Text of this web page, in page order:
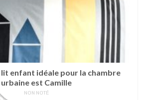
enfant idéale pour la chambre
urbaine est Camille
NON NOTÉ